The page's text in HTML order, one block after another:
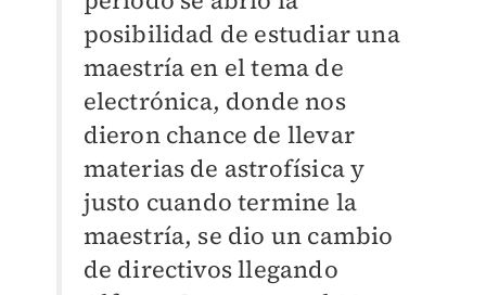
posibilidad de estudiar una
maestría en el tema de
electrónica, donde nos
dieron chance de llevar
materias de astrofísica y
justo cuando termine la
maestría, se dio un cambio
de directivos llegando